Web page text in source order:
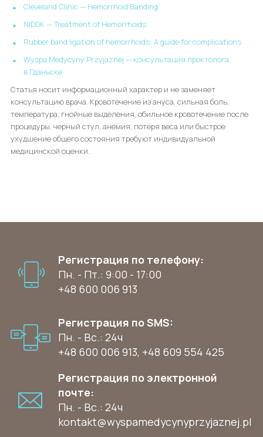
Cleveland Clinic — Hemorrhoid Banding
NIDDK — Treatment of Hemorrhoids
Rubber band ligation of hemorrhoids: A guide for complications
Wyspa Medycyny Przyjaznej — консультация проктолога
в Гданьске
Статья носит информационный характер и не заменяет
консультацию врача. Кровотечение из ануса, сильная боль,
температура, гнойные выделения, обильное кровотечение после
процедуры, черный стул, анемия, потеря веса или быстрое
ухудшение общего состояния требуют индивидуальной
медицинской оценки.
Регистрация по телефону:
Пн. - Пт.: 9:00 - 17:00
+48 600 006 913
Регистрация по SMS:
Пн. - Вс.: 24ч
+48 600 006 913, +48 609 554 425
Регистрация по электронной
почте:
Пн. - Вс.: 24ч
kontakt@wyspamedycynyprzyjaznej.pl